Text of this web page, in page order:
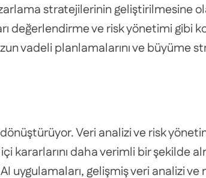
stratejilerinin geliştirilmesine
değerlendirme ve risk yönetimi gibi
vadeli planlamalarını ve büyüme
Veri analizi ve risk
daha verimli bir şekilde
gelişmiş veri analizi ve